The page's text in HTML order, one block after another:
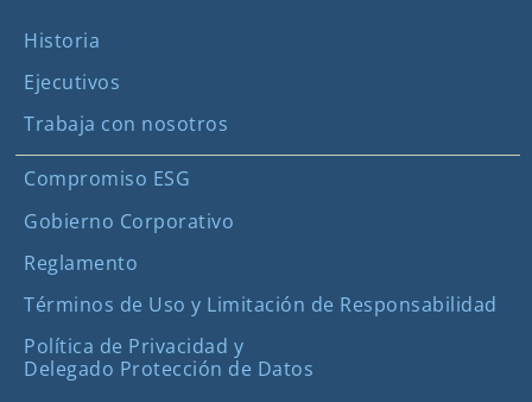
Historia
Ejecutivos
Trabaja con nosotros
Compromiso ESG
Gobierno Corporativo
Reglamento
Términos de Uso y Limitación de Responsabilidad
Política de Privacidad y
Delegado Protección de Datos